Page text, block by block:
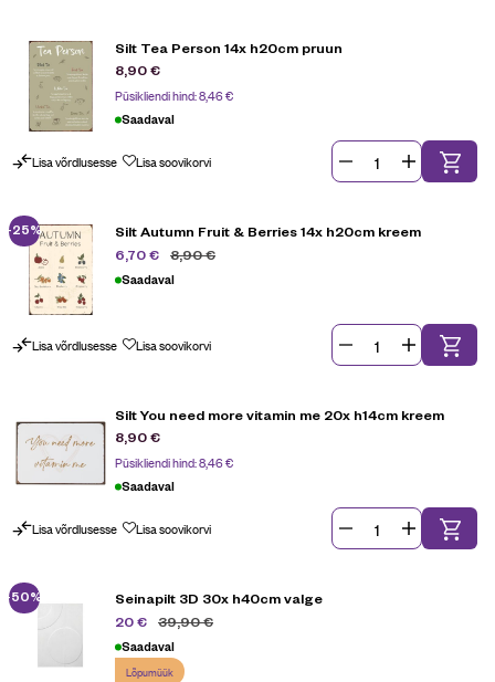
Silt Tea Person 14x h20cm pruun
8,90€
Püsikliendi hind:8,46€
Saadaval
Lisa võrdlusesse Lisa soovikorvi
-25%
Silt Autumn Fruit & Berries 14x h20cm kreem
8,90€
6,70€
Saadaval
Lisa võrdlusesse Lisa soovikorvi
Silt You need more vitamin me 20x h14cm kreem
8,90€
Püsikliendi hind:8,46€
Saadaval
Lisa võrdlusesse Lisa soovikorvi
-50%
Seinapilt 3D 30x h40cm valge
39,90€
20€
Saadaval
Lõpumüük